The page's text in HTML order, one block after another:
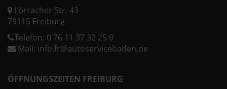
Lörracher Str. 43
79115 Freiburg
Telefon: 0 76 11 37 32 25 0
Mail: info.fr@autoservicebaden.de
ÖFFNUNGSZEITEN FREIBURG